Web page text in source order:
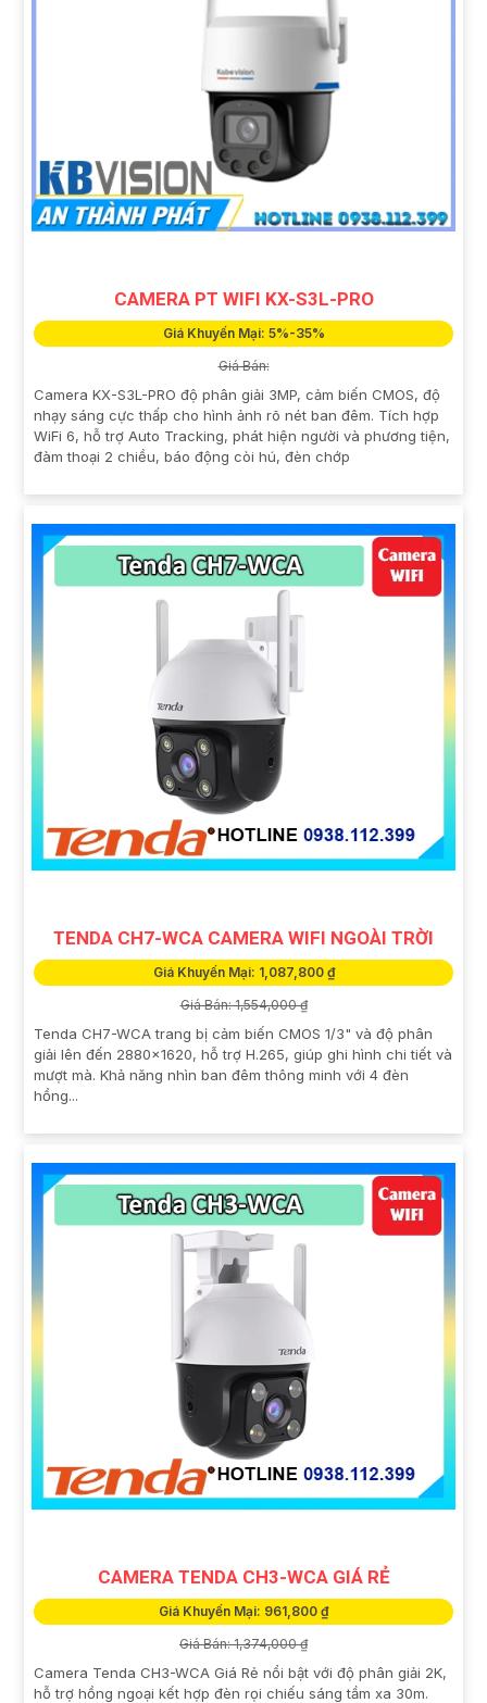
CAMERA PT WIFI KX-S3L-PRO
Giá Khuyến Mại: 5%-35%
Giá Bán:
Camera KX-S3L-PRO độ phân giải 3MP, cảm biến CMOS, độ
nhạy sáng cực thấp cho hình ảnh rõ nét ban đêm. Tích hợp
WiFi 6, hỗ trợ Auto Tracking, phát hiện người và phương tiện,
đàm thoại 2 chiều, báo động còi hú, đèn chớp
TENDA CH7-WCA CAMERA WIFI NGOÀI TRỜI
Giá Khuyến Mại: 1,087,800 ₫
Giá Bán: 1,554,000 ₫
Tenda CH7-WCA trang bị cảm biến CMOS 1/3" và độ phân
giải lên đến 2880×1620, hỗ trợ H.265, giúp ghi hình chi tiết và
mượt mà. Khả năng nhìn ban đêm thông minh với 4 đèn
hồng...
CAMERA TENDA CH3-WCA GIÁ RẺ
Giá Khuyến Mại: 961,800 ₫
Giá Bán: 1,374,000 ₫
Camera Tenda CH3-WCA Giá Rẻ nổi bật với độ phân giải 2K,
hỗ trợ hồng ngoại kết hợp đèn rọi chiếu sáng tầm xa 30m.